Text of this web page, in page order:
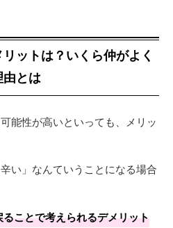
ットは？いくら仲がよく
とは
能性が高いといっても、メリッ
い」なんていうことになる場合
ことで考えられるデメリット